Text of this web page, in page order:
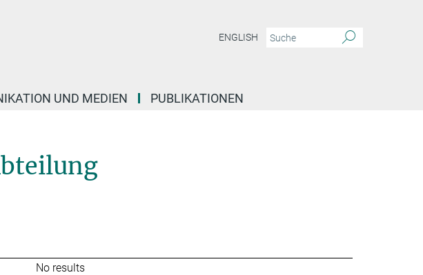
ENGLISH
UND MEDIEN PUBLIKATIONEN
No results